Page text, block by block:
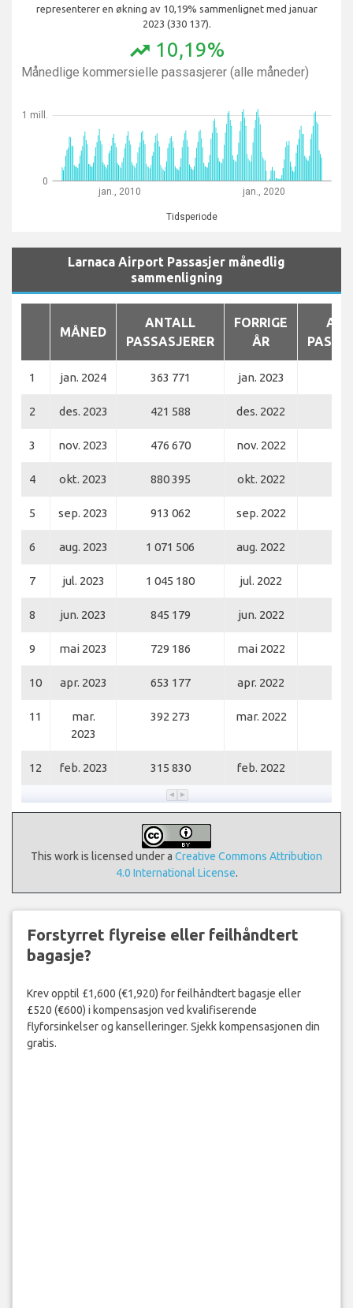
representerer en økning av 10,19% sammenlignet med januar
2023 (330 137).
trending_up 10,19%
Månedlige kommersielle passasjerer (alle måneder)
jan., 2010 jan., 2020
Tidsperiode
0
1 mill.
Larnaca Airport Passasjer månedlig
sammenligning
MÅNED
ANTALL
PASSASJERER
FORRIGE
ÅR
1 jan. 2024 363 771 jan. 2023
2 des. 2023 421 588 des. 2022
3 nov. 2023 476 670 nov. 2022
4 okt. 2023 880 395 okt. 2022
5 sep. 2023 913 062 sep. 2022
6 aug. 2023 1 071 506 aug. 2022
7 jul. 2023 1 045 180 jul. 2022
8 jun. 2023 845 179 jun. 2022
9 mai 2023 729 186 mai 2022
10 apr. 2023 653 177 apr. 2022
11
mar.
2023
392 273 mar. 2022
12 feb. 2023 315 830 feb. 2022
This work is licensed under a Creative Commons Attribution
4.0 International License.
Forstyrret flyreise eller feilhåndtert
bagasje?
Krev opptil £1,600 (€1,920) for feilhåndtert bagasje eller
£520 (€600) i kompensasjon ved kvalifiserende
flyforsinkelser og kanselleringer. Sjekk kompensasjonen din
gratis.